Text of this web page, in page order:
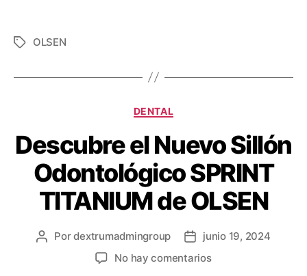
OLSEN
DENTAL
Descubre el Nuevo Sillón
Odontológico SPRINT
TITANIUM de OLSEN
Pordextrumadmingroup
junio 19, 2024
No hay comentarios